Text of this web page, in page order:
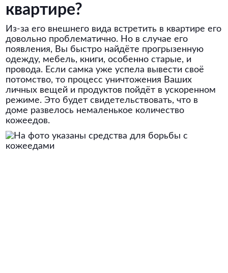
квартире?
Из-за его внешнего вида встретить в квартире его
довольно проблематично. Но в случае его
появления, Вы быстро найдёте прогрызенную
одежду, мебель, книги, особенно старые, и
провода. Если самка уже успела вывести своё
потомство, то процесс уничтожения Ваших
личных вещей и продуктов пойдёт в ускоренном
режиме. Это будет свидетельствовать, что в
доме развелось немаленькое количество
кожеедов.